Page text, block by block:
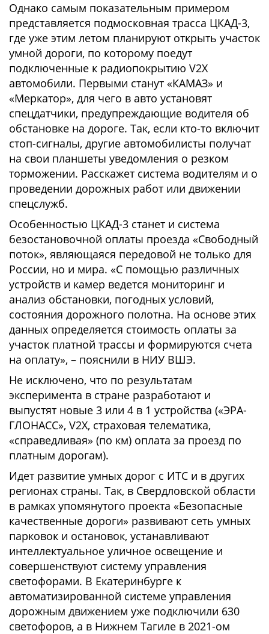
Однако самым показательным примером
представляется подмосковная трасса ЦКАД-3,
где уже этим летом планируют открыть участок
умной дороги, по которому поедут
подключенные к радиопокрытию V2X
автомобили. Первыми станут «КАМАЗ» и
«Меркатор», для чего в авто установят
спецдатчики, предупреждающие водителя об
обстановке на дороге. Так, если кто-то включит
стоп-сигналы, другие автомобилисты получат
на свои планшеты уведомления о резком
торможении. Расскажет система водителям и о
проведении дорожных работ или движении
спецслужб.
Особенностью ЦКАД-3 станет и система
безостановочной оплаты проезда «Свободный
поток», являющаяся передовой не только для
России, но и мира. «С помощью различных
устройств и камер ведется мониторинг и
анализ обстановки, погодных условий,
состояния дорожного полотна. На основе этих
данных определяется стоимость оплаты за
участок платной трассы и формируются счета
на оплату», – пояснили в НИУ ВШЭ.
Не исключено, что по результатам
эксперимента в стране разработают и
выпустят новые 3 или 4 в 1 устройства («ЭРА-
ГЛОНАСС», V2X, страховая телематика,
«справедливая» (по км) оплата за проезд по
платным дорогам).
Идет развитие умных дорог с ИТС и в других
регионах страны. Так, в Свердловской области
в рамках упомянутого проекта «Безопасные
качественные дороги» развивают сеть умных
парковок и остановок, устанавливают
интеллектуальное уличное освещение и
совершенствуют систему управления
светофорами. В Екатеринбурге к
автоматизированной системе управления
дорожным движением уже подключили 630
светофоров, а в Нижнем Тагиле в 2021-ом